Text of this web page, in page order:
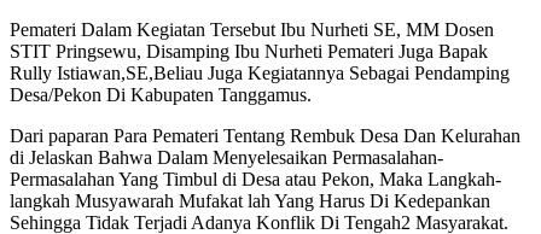
Pemateri Dalam Kegiatan Tersebut Ibu Nurheti SE, MM Dosen
STIT Pringsewu, Disamping Ibu Nurheti Pemateri Juga Bapak
Rully Istiawan,SE,Beliau Juga Kegiatannya Sebagai Pendamping
Desa/Pekon Di Kabupaten Tanggamus.
Dari paparan Para Pemateri Tentang Rembuk Desa Dan Kelurahan
di Jelaskan Bahwa Dalam Menyelesaikan Permasalahan-
Permasalahan Yang Timbul di Desa atau Pekon, Maka Langkah-
langkah Musyawarah Mufakat lah Yang Harus Di Kedepankan
Sehingga Tidak Terjadi Adanya Konflik Di Tengah2 Masyarakat.